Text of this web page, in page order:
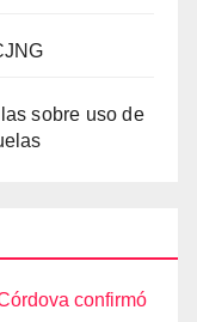
sobre uso de
confirmó